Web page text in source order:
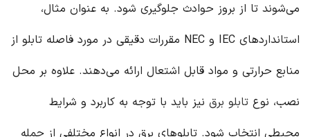
می‌شوند تا از بروز حوادث جلوگیری شود. به عنوان مثال،
استانداردهای IEC و NEC مقررات دقیقی در مورد فاصله تابلو از
منابع حرارتی و مواد قابل اشتعال ارائه می‌دهند. علاوه بر محل
نصب، نوع تابلو برق نیز باید با توجه به کاربرد و شرایط
محیطی انتخاب شود. تابلوهای برق در انواع مختلفی از جمله